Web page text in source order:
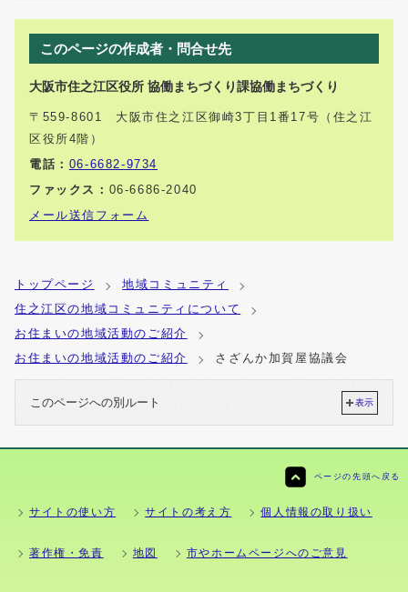
このページの作成者・問合せ先
大阪市住之江区役所 協働まちづくり課協働まちづくり
〒559-8601 大阪市住之江区御崎3丁目1番17号（住之江
区役所4階）
電話： 06-6682-9734
ファックス： 06-6686-2040
メール送信フォーム
トップページ
地域コミュニティ
住之江区の地域コミュニティについて
お住まいの地域活動のご紹介
お住まいの地域活動のご紹介
さざんか加賀屋協議会
このページへの別ルート 表示
ページの先頭へ戻る
サイトの使い方 サイトの考え方 個人情報の取り扱い
著作権・免責 地図 市やホームページへのご意見